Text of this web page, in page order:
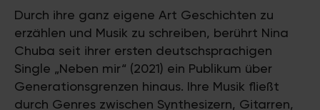
Durch ihre ganz eigene Art Geschichten zu
erzählen und Musik zu schreiben, berührt Nina
Chuba seit ihrer ersten deutschsprachigen
Single „Neben mir“ (2021) ein Publikum über
Generationsgrenzen hinaus. Ihre Musik fließt
durch Genres zwischen Synthesizern, Gitarren,